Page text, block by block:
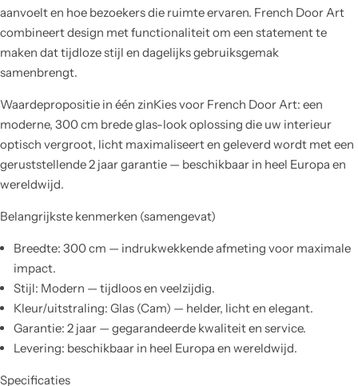
aanvoelt en hoe bezoekers die ruimte ervaren. French Door Art
combineert design met functionaliteit om een statement te
maken dat tijdloze stijl en dagelijks gebruiksgemak
samenbrengt.
Waardepropositie in één zinKies voor French Door Art: een
moderne, 300 cm brede glas-look oplossing die uw interieur
optisch vergroot, licht maximaliseert en geleverd wordt met een
geruststellende 2 jaar garantie — beschikbaar in heel Europa en
wereldwijd.
Belangrijkste kenmerken (samengevat)
Breedte: 300 cm — indrukwekkende afmeting voor maximale
impact.
Stijl: Modern — tijdloos en veelzijdig.
Kleur/uitstraling: Glas (Cam) — helder, licht en elegant.
Garantie: 2 jaar — gegarandeerde kwaliteit en service.
Levering: beschikbaar in heel Europa en wereldwijd.
Specificaties